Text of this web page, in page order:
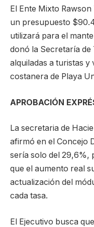
El Ente Mixto
un presupuesto
utilizará para el
donó la Secretaría
alquiladas a turistas
costanera de Playa
APROBACIÓN
La secretaria de
afirmó en el Concejo
sería solo del 29,6%,
que el aumento real
actualización del
cada tasa.
El Ejecutivo busca